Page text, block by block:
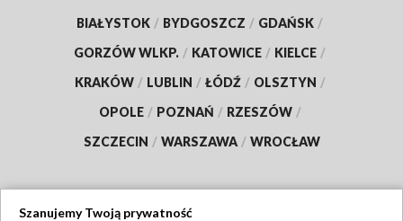
BIAŁYSTOK / BYDGOSZCZ / GDAŃSK /
GORZÓW WLKP. / KATOWICE / KIELCE /
KRAKÓW / LUBLIN / ŁÓDŹ / OLSZTYN /
OPOLE / POZNAŃ / RZESZÓW /
SZCZECIN / WARSZAWA / WROCŁAW
Szanujemy Twoją prywatność